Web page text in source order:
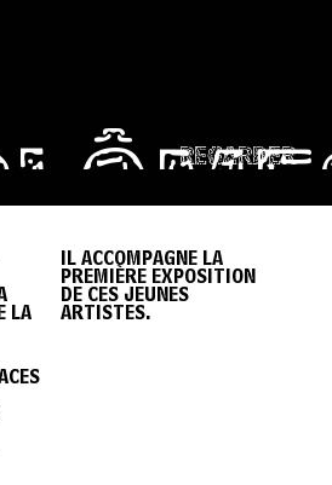
REGARDER
LA
IL ACCOMPAGNE LA
PREMIÈRE EXPOSITION
DE CES JEUNES
ARTISTES.